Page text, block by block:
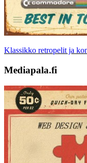
Klassikko retropelit ja
Mediapala.fi